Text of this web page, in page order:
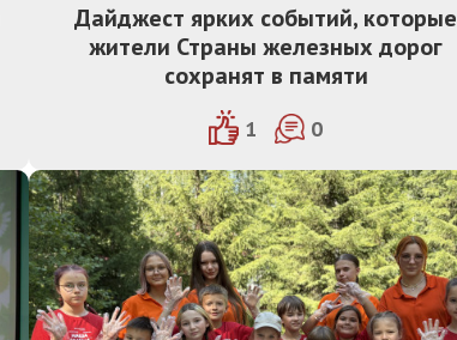
Дайджест ярких событий, которые
жители Страны железных дорог
сохранят в памяти
1 0